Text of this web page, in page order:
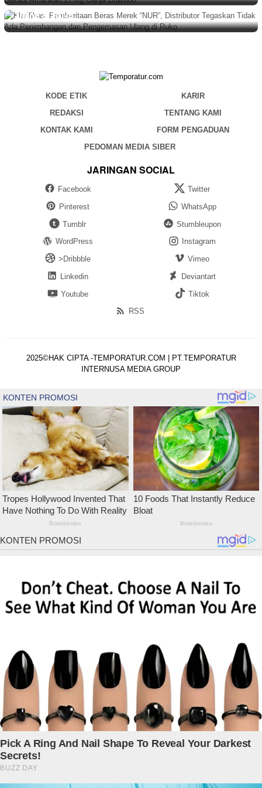
Tegaskan Tidak Ada Penimbangan dan Pengemasan
Ulang di Ruko
KODE ETIK
KARIR
REDAKSI
TENTANG KAMI
KONTAK KAMI
FORM PENGADUAN
PEDOMAN MEDIA SIBER
JARINGAN SOCIAL
Facebook
Twitter
Pinterest
WhatsApp
Tumblr
Stumbleupon
WordPress
Instagram
>Dribbble
Vimeo
Linkedin
Deviantart
Youtube
Tiktok
RSS
2025©HAK CIPTA -TEMPORATUR.COM | PT.TEMPORATUR
INTERNUSA MEDIA GROUP